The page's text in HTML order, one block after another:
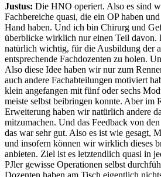
Justus: Die HNO operiert. Also es sind
Fachbereiche quasi, die ein OP haben
Hand haben. Und ich bin Chirurg und
überblicke wirklich nur einen Teil davon.
natürlich wichtig, für die Ausbildung der
entsprechende Fachdozenten zu holen.
Also diese Idee haben wir nur zum
auch andere Fachabteilungen motiviert
klein angefangen mit fünf oder sechs
meiste selbst beibringen konnte. Aber im
Erweiterung haben wir natürlich andere
mitzumachen. Und das Feedback von
das war sehr gut. Also es ist wie gesagt,
und insofern können wir wirklich dieses
anbieten. Ziel ist es letztendlich quasi in
PJler gewisse Operationen selbst
Dozenten haben am Tisch eigentlich